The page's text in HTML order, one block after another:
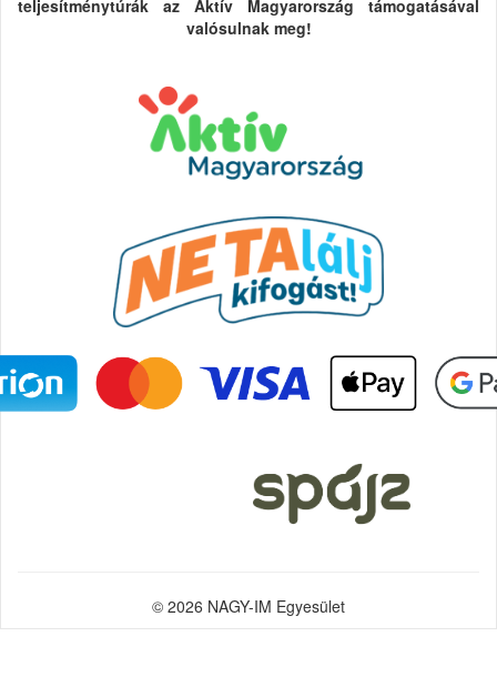
teljesítménytúrák az Aktív Magyarország támogatásával
valósulnak meg!
© 2026 NAGY-IM Egyesület